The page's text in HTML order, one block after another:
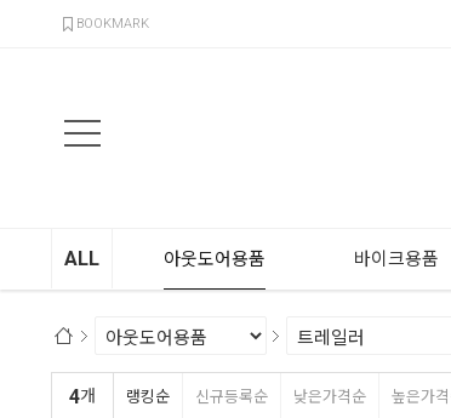
BOOKMARK
ALL 아웃도어용품 바이크용품
4개 랭킹순 신규등록순 낮은가격순 높은가